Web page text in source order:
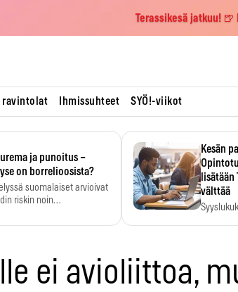
Terassikesä jatkuu!
ravintolat Ihmissuhteet SYÖ!-viikot
ja punoitus –
on borrelioosista?
suomalaiset arvioivat
riskin noin
Kesän
välttää
ei avioliittoa,